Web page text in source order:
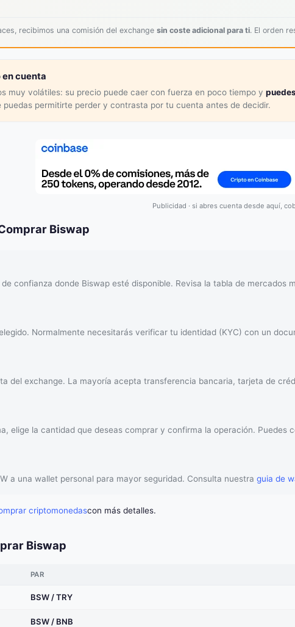
recibimos una comisión del exchange sin coste adicional para ti. El orden
en cuenta
muy volátiles: su precio puede caer con fuerza en poco tiempo y
permitirte perder y contrasta por tu cuenta antes de decidir.
Publicidad · si abres cuenta desde aquí,
Biswap
confianza donde Biswap esté disponible. Revisa la tabla de mercados
Normalmente necesitarás verificar tu identidad (KYC) con un
del exchange. La mayoría acepta transferencia bancaria, tarjeta de
elige la cantidad que deseas comprar y confirma la operación. Puedes
a una wallet personal para mayor seguridad. Consulta nuestra guia de
criptomonedascon más detalles.
Biswap
PAR
BSW / TRY
BSW / BNB